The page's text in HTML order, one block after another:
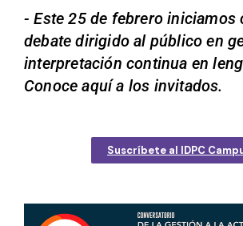
- Este 25 de febrero iniciamos
debate dirigido al público en
interpretación continua en
Conoce aquí a los invitados.
Suscríbete al IDPC